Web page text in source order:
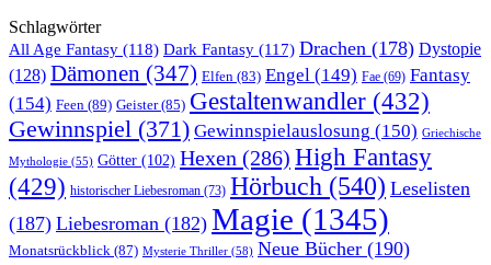
Schlagwörter
All Age Fantasy (118) Dark Fantasy (117) Drachen (178) Dystopie
(128) Dämonen (347) Elfen (83) Engel (149) Fae (69) Fantasy
(154) Feen (89) Geister(85) Gestaltenwandler (432)
Gewinnspiel (371) Gewinnspielauslosung (150) Griechische
Mythologie (55) Götter (102) Hexen (286) High Fantasy
(429) historischer Liebesroman (73) Hörbuch (540) Leselisten
(187) Liebesroman (182) Magie (1345)
Monatsrückblick (87) Mysterie Thriller (58) Neue Bücher (190)